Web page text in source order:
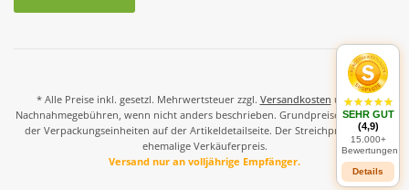
* Alle Preise inkl. gesetzl. Mehrwertsteuer zzgl. Versandkosten und ggf.
Nachnahmegebühren, wenn nicht anders beschrieben. Grundpreise und Preise
der Verpackungseinheiten auf der Artikeldetailseite. Der Streichpreis ist der
ehemalige Verkäuferpreis.
Versand nur an volljährige Empfänger.
SEHR GUT
(4,9)
15.000+
Bewertungen
Details